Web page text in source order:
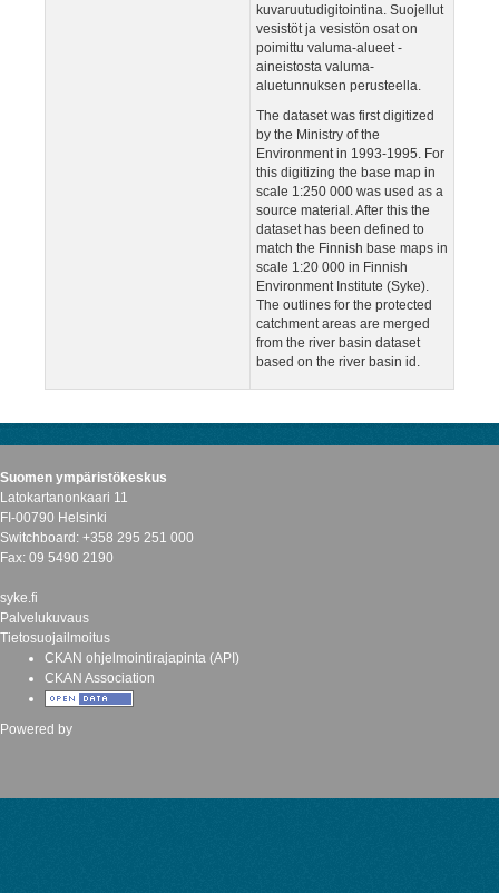
kuvaruutudigitointina. Suojellut
vesistöt ja vesistön osat on
poimittu valuma-alueet -
aineistosta valuma-
aluetunnuksen perusteella.
The dataset was first digitized
by the Ministry of the
Environment in 1993-1995. For
this digitizing the base map in
scale 1:250 000 was used as a
source material. After this the
dataset has been defined to
match the Finnish base maps in
scale 1:20 000 in Finnish
Environment Institute (Syke).
The outlines for the protected
catchment areas are merged
from the river basin dataset
based on the river basin id.
Suomen ympäristökeskus
Latokartanonkaari 11
FI-00790 Helsinki
Switchboard: +358 295 251 000
Fax: 09 5490 2190
syke.fi
Palvelukuvaus
Tietosuojailmoitus
CKAN ohjelmointirajapinta (API)
CKAN Association
Powered by